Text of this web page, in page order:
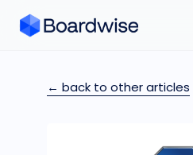
← back to other articles